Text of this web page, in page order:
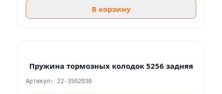
В корзину
Пружина тормозных колодок 5256 задняя
Артикул: 22-3502030